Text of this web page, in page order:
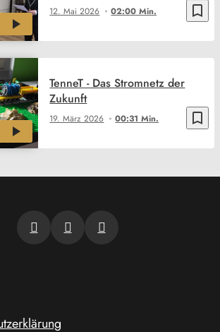
bookmark_border
12. Mai 2026 02:00 Min.
bookmark_border
19. März 2026 00:31 Min.
TenneT - Das Stromnetz der
Zukunft